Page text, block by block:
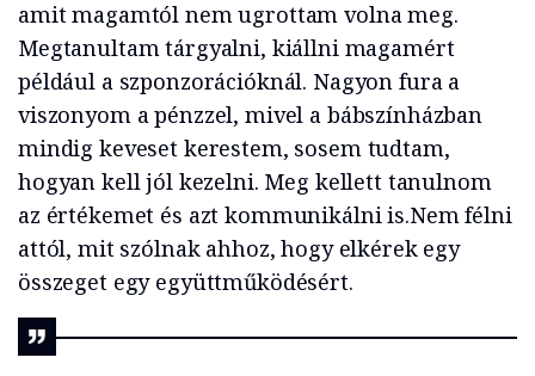
amit magamtól nem ugrottam volna meg.
Megtanultam tárgyalni, kiállni magamért
például a szponzorációknál. Nagyon fura a
viszonyom a pénzzel, mivel a bábszínházban
mindig keveset kerestem, sosem tudtam,
hogyan kell jól kezelni. Meg kellett tanulnom
az értékemet és azt kommunikálni is.Nem félni
attól, mit szólnak ahhoz, hogy elkérek egy
összeget egy együttműködésért.